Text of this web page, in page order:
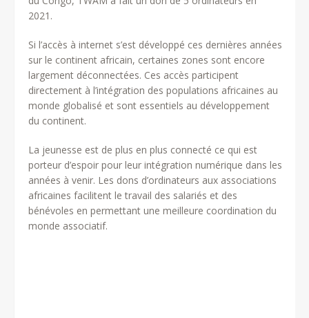
2021.
Si l’accès à internet s’est développé ces dernières années
sur le continent africain, certaines zones sont encore
largement déconnectées. Ces accès participent
directement à l’intégration des populations africaines au
monde globalisé et sont essentiels au développement
du continent.
La jeunesse est de plus en plus connecté ce qui est
porteur d’espoir pour leur intégration numérique dans les
années à venir. Les dons d’ordinateurs aux associations
africaines facilitent le travail des salariés et des
bénévoles en permettant une meilleure coordination du
monde associatif.